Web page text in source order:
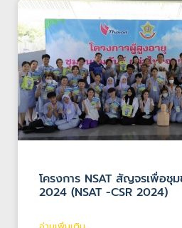
โครงการ NSAT สัญจรเพื่อชุ
2024 (NSAT -CSR 2024)